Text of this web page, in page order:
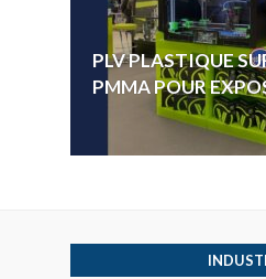
PLV PLASTIQUE
PMMA POUR